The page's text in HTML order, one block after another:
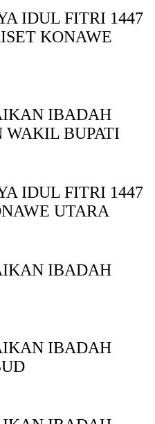
IDUL FITRI 1447
KONAWE
IBADAH
WAKIL BUPATI
IDUL FITRI 1447
UTARA
IBADAH
IBADAH